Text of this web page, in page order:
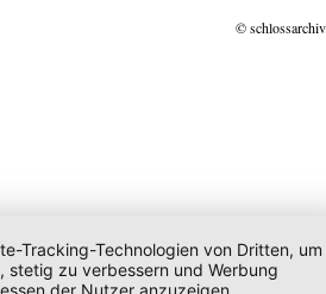
©
Tracking-Technologien von Dritten, um
stetig zu verbessern und Werbung
der Nutzer anzuzeigen.